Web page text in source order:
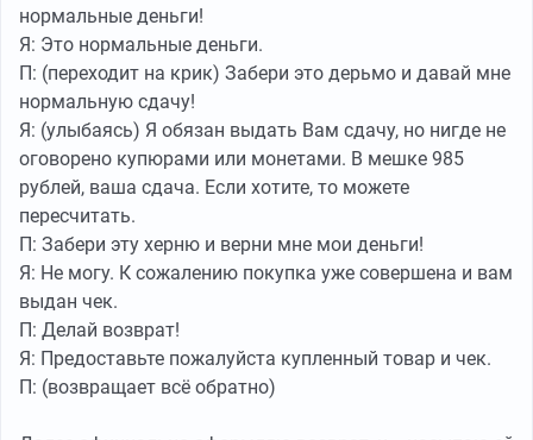
нормальные деньги!
Я: Это нормальные деньги.
П: (переходит на крик) Забери это дерьмо и давай мне
нормальную сдачу!
Я: (улыбаясь) Я обязан выдать Вам сдачу, но нигде не
оговорено купюрами или монетами. В мешке 985
рублей, ваша сдача. Если хотите, то можете
пересчитать.
П: Забери эту херню и верни мне мои деньги!
Я: Не могу. К сожалению покупка уже совершена и вам
выдан чек.
П: Делай возврат!
Я: Предоставьте пожалуйста купленный товар и чек.
П: (возвращает всё обратно)